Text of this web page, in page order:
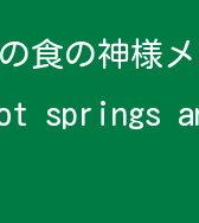
食の神様
springs